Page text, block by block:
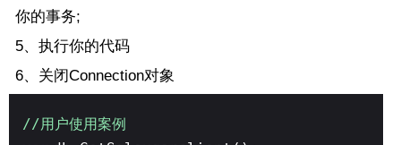
你的事务;
5、执行你的代码
6、关闭Connection对象
//用户使用案例